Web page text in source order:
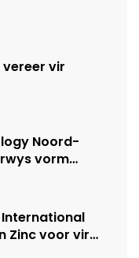
vereer vir
Ekspo
Noord-
vorm
Zinc voor vir